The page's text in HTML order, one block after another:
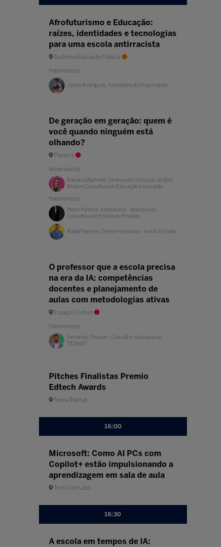
Afrofuturismo e Educação:
raízes, identidades e tecnologias
para uma escola antirracista
Auditório Educação Pública
Palestrante(s)
Janine Rodrigues, Fundadora da Piraporiando
De geração em geração: quem é
você quando ninguém está
olhando?
Plenária
Moderador(a)
Adriana Martinelli, Diretora de Conteúdo da Bett
Brasil e Consultora de Educação e Inovação
Palestrante(s)
Pedro Parente, Empresário - Membro de
Conselhos de Empresas Privadas
Rafael Parente, Diretor-executivo - Instituto Salto
O professor que a escola precisa
na era da IA: competências
docentes e planejamento de
aulas com metodologias ativas
Espaço Criativo
Palestrante(s)
Fernando Trevisani, Consultor educacional -
TEDMAT
Pitches Finalistas Premio
Edtech Awards
Arena Startup
16:00
Microsoft: Como AI PCs com
Copilot+ estão impulsionando a
aprendizagem em sala de aula
Tech User Labs
16:30
A escola em tempos de IA: